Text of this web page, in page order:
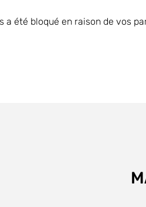
a été bloqué en raison de vos